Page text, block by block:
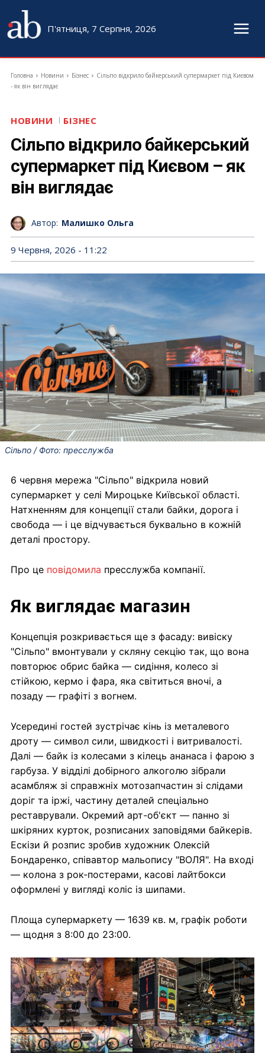
П'ятниця, 7 Серпня, 2026
Головна Новини Бізнес
Сільпо відкрило байкерський супермаркет під Києвом
- як він виглядає
НОВИНИ БІЗНЕС
Сільпо відкрило байкерський
супермаркет під Києвом – як
він виглядає
Автор: Малишко Ольга
9 Червня, 2026 - 11:22
Сільпо / Фото: пресслужба
6 червня мережа "Сільпо" відкрила новий
супермаркет у селі Мироцьке Київської області.
Натхненням для концепції стали байки, дорога і
свобода — і це відчувається буквально в кожній
деталі простору.
Про це повідомила пресслужба компанії.
Як виглядає магазин
Концепція розкривається ще з фасаду: вивіску
"Сільпо" вмонтували у скляну секцію так, що вона
повторює обрис байка — сидіння, колесо зі
стійкою, кермо і фара, яка світиться вночі, а
позаду — графіті з вогнем.
Усередині гостей зустрічає кінь із металевого
дроту — символ сили, швидкості і витривалості.
Далі — байк із колесами з кілець ананаса і фарою з
гарбуза. У відділі добірного алкоголю зібрали
асамбляж зі справжніх мотозапчастин зі слідами
доріг та іржі, частину деталей спеціально
реставрували. Окремий арт-об'єкт — панно зі
шкіряних курток, розписаних заповідями байкерів.
Ескізи й розпис зробив художник Олексій
Бондаренко, співавтор мальопису "ВОЛЯ". На вході
— колона з рок-постерами, касові лайтбокси
оформлені у вигляді коліс із шипами.
Площа супермаркету — 1639 кв. м, графік роботи
— щодня з 8:00 до 23:00.